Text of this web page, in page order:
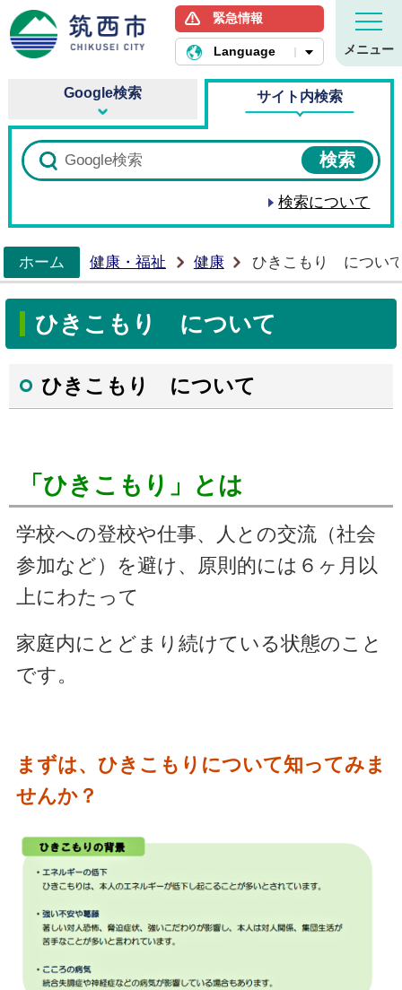
筑西市ホームページ
緊急情報
Language メニュー
Google検索 サイト内検索
検索について
ホーム
健康・福祉 健康 ひきこもり につい
ひきこもり について
ひきこもり について
「ひきこもり」とは
学校への登校や仕事、人との交流（社会
参加など）を避け、 原則的には６ヶ月以
上にわたって
家庭内にとどまり続けている状態のこと
です。
まずは、ひきこもりについて知ってみま
せんか？